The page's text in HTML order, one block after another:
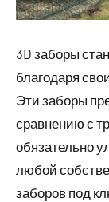
3D заборы
благодаря
Эти заборы
сравнению с
обязательно
любой
заборов под